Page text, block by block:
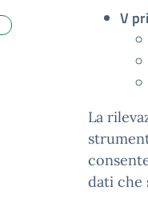
V
La
dati che